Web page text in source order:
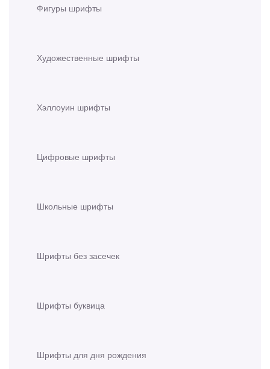
Фигуры шрифты
Художественные шрифты
Хэллоуин шрифты
Цифровые шрифты
Школьные шрифты
Шрифты без засечек
Шрифты буквица
Шрифты для дня рождения